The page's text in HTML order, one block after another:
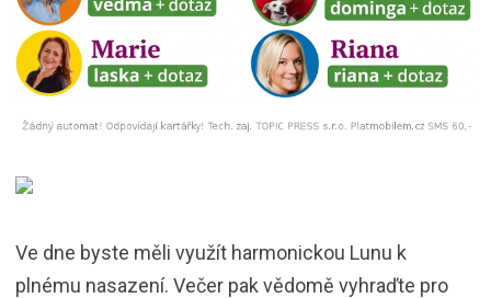
Ve dne byste měli využít harmonickou Lunu k
plnému nasazení. Večer pak vědomě vyhraďte pro